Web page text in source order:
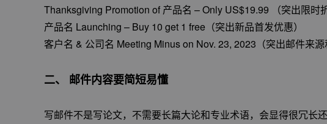
Thanksgiving Promotion of 产品名 – Only US$19.99 （突出限时
产品名 Launching – Buy 10 get 1 free（突出新品首发优惠）
客户名 & 公司名 Meeting Minus on Nov. 23, 2023（突出邮件来源
二、 邮件内容要简短易懂
写邮件不是写论文，不需要长篇大论和专业术语，会显得很冗长